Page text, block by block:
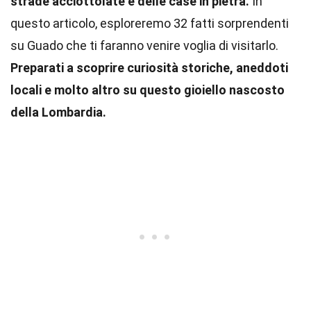
questo articolo, esploreremo 32 fatti sorprendenti
su Guado che ti faranno venire voglia di visitarlo.
Preparati a scoprire curiosità storiche, aneddoti
locali e molto altro su questo gioiello nascosto
della Lombardia.